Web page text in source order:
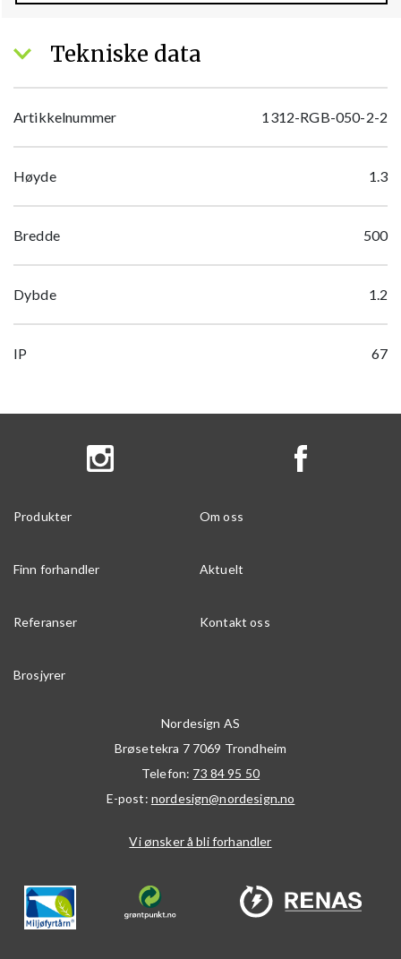
Tekniske data
Artikkelnummer 1312-RGB-050-2-2
Høyde 1.3
Bredde 500
Dybde 1.2
IP 67
Produkter Om oss
Finn forhandler Aktuelt
Referanser Kontakt oss
Brosjyrer
Nordesign AS
Brøsetekra 7 7069 Trondheim
Telefon: 73 84 95 50
E-post: nordesign@nordesign.no
Vi ønsker å bli forhandler